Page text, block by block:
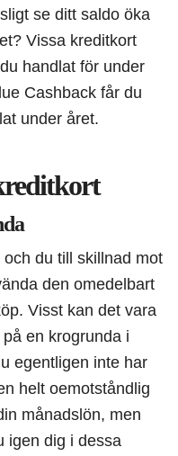
se ditt saldo öka
Vissa kreditkort
handlat för under
Cashback får du
under året.
du till skillnad mot
den omedelbart
Visst kan det vara
en krogrunda i
egentligen inte har
helt oemotståndlig
månadslön, men
igen dig i dessa